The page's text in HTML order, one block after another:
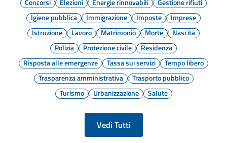
Concorsi Elezioni Energie rinnovabili
Gestione rifiuti
Igiene pubblica
Immigrazione Imposte
Imprese
Istruzione
Lavoro Matrimonio Morte
Nascita
Polizia
Protezione civile
Residenza
Risposta alle emergenze
Tassa sui servizi
Tempo libero
Trasparenza amministrativa
Trasporto pubblico
Turismo
Urbanizzazione Salute
Vedi Tutti